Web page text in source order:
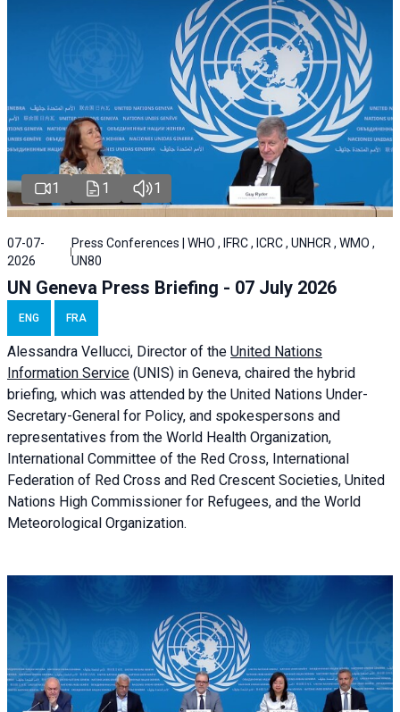
1 1 1
07-07-
2026
Press Conferences | WHO , IFRC , ICRC , UNHCR , WMO ,
UN80
UN Geneva Press Briefing - 07 July 2026
ENG FRA
Alessandra Vellucci, Director of the United Nations
Information Service (UNIS) in Geneva, chaired the hybrid
briefing, which was attended by the United Nations Under-
Secretary-General for Policy, and spokespersons and
representatives from the World Health Organization,
International Committee of the Red Cross, International
Federation of Red Cross and Red Crescent Societies, United
Nations High Commissioner for Refugees, and the World
Meteorological Organization.